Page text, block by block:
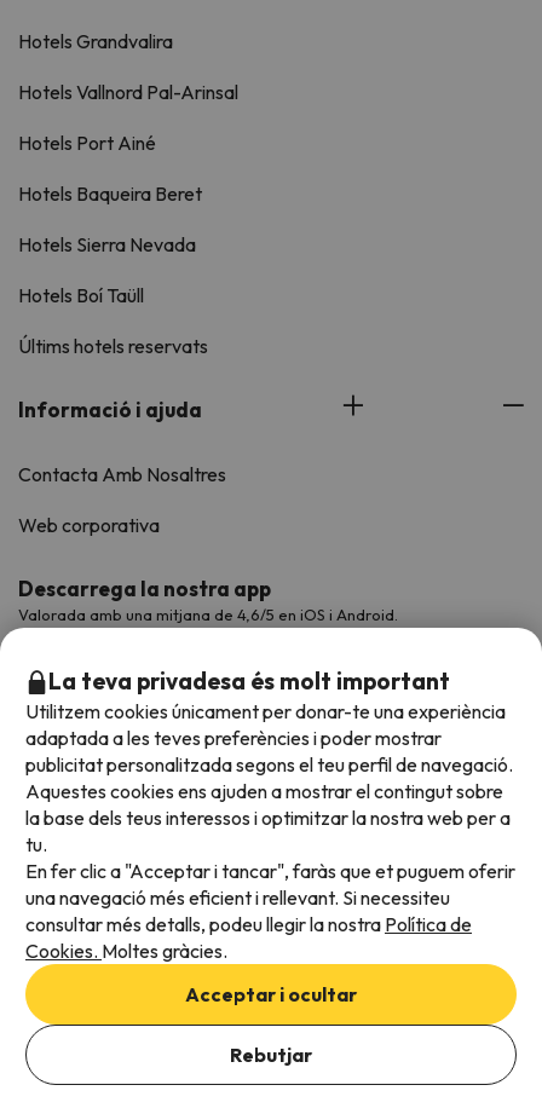
Hotels Grandvalira
Hotels Vallnord Pal-Arinsal
Hotels Port Ainé
Hotels Baqueira Beret
Hotels Sierra Nevada
Hotels Boí Taüll
Últims hotels reservats
Informació i ajuda
Contacta Amb Nosaltres
Web corporativa
Descarrega la nostra app
Valorada amb una mitjana de 4,6/5 en iOS i Android.
Acceptem
Condicions generals
Privadesa de dades
Política de cookies
La teva privadesa és molt important
Utilitzem cookies únicament per donar-te una experiència
adaptada a les teves preferències i poder mostrar
publicitat personalitzada segons el teu perfil de navegació.
Aquestes cookies ens ajuden a mostrar el contingut sobre
la base dels teus interessos i optimitzar la nostra web per a
tu.
En fer clic a "Acceptar i tancar", faràs que et puguem oferir
una navegació més eficient i rellevant. Si necessiteu
consultar més detalls, podeu llegir la nostra Política de
Cookies. Moltes gràcies.
Acceptar i ocultar
Rebutjar